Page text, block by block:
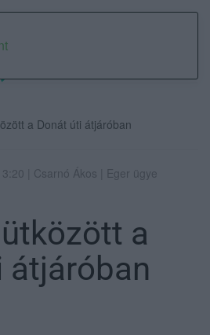
a Donát úti átjáróban
| Csarnó Ákos | Eger ügye
a
átjáróban